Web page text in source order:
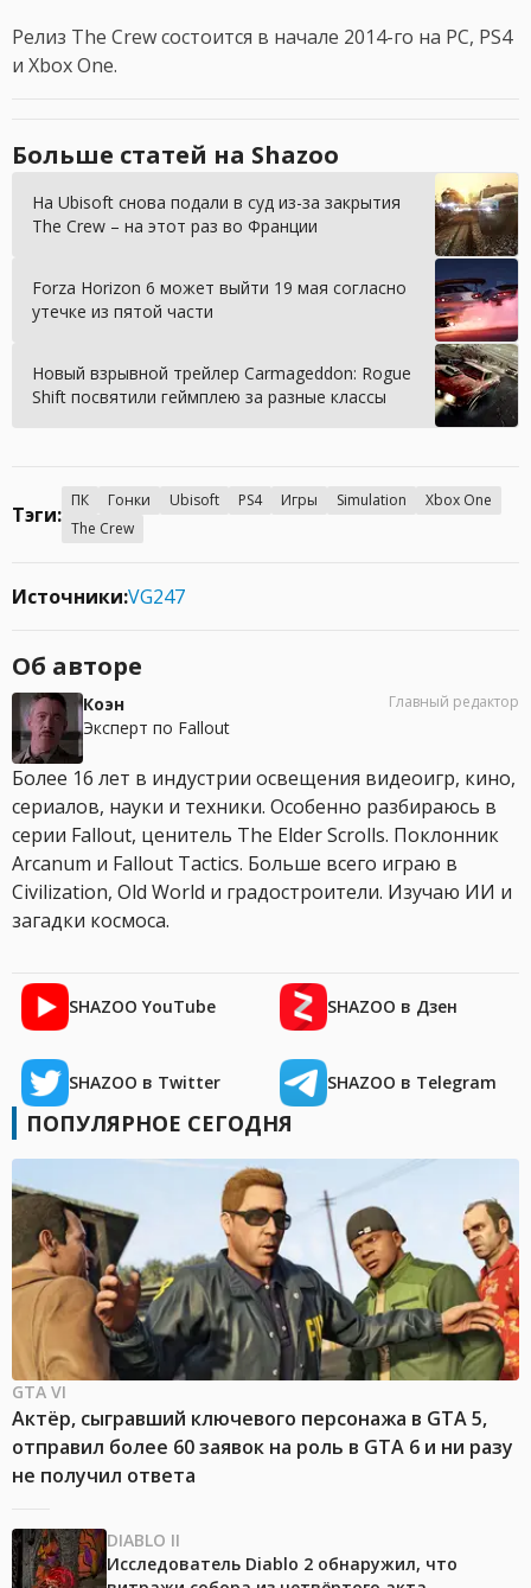
Релиз The Crew состоится в начале 2014-го на PC, PS4
и Xbox One.
Больше статей на Shazoo
На Ubisoft снова подали в суд из-за закрытия
The Crew – на этот раз во Франции
Forza Horizon 6 может выйти 19 мая согласно
утечке из пятой части
Новый взрывной трейлер Carmageddon: Rogue
Shift посвятили геймплею за разные классы
Тэги:
ПК Гонки Ubisoft PS4 Игры Simulation
Xbox One
The Crew
Источники:VG247
Об авторе
Коэн
Эксперт по Fallout
Главный редактор
Более 16 лет в индустрии освещения видеоигр, кино,
сериалов, науки и техники. Особенно разбираюсь в
серии Fallout, ценитель The Elder Scrolls. Поклонник
Arcanum и Fallout Tactics. Больше всего играю в
Civilization, Old World и градостроители. Изучаю ИИ и
загадки космоса.
SHAZOO YouTube SHAZOO в Дзен
SHAZOO в Twitter SHAZOO в Telegram
ПОПУЛЯРНОЕ СЕГОДНЯ
GTA VI
Актёр, сыгравший ключевого персонажа в GTA 5,
отправил более 60 заявок на роль в GTA 6 и ни разу
не получил ответа
DIABLO II
Исследователь Diablo 2 обнаружил, что